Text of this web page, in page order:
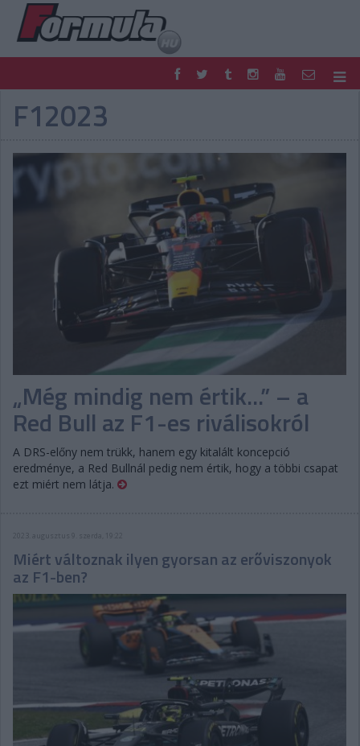
F1
FORMULA
RETRO
SHOP
TIPPJÁTÉK
PONTÁLLÁSOK
VERSENYNAPTÁRAK
F12023
„Még mindig nem értik...” – a
Red Bull az F1-es riválisokról
A DRS-előny nem trükk, hanem egy kitalált koncepció
eredménye, a Red Bullnál pedig nem értik, hogy a többi csapat
ezt miért nem látja.
2023. augusztus 9. szerda, 19:22
Miért változnak ilyen gyorsan az erőviszonyok
az F1-ben?